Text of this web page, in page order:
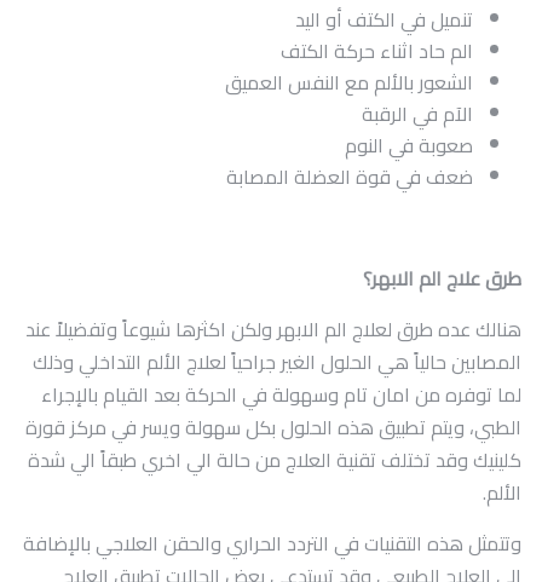
تنميل في الكتف أو اليد
الم حاد اثناء حركة الكتف
الشعور بالألم مع النفس العميق
الآم في الرقبة
صعوبة في النوم
ضعف في قوة العضلة المصابة
طرق علاج الم الابهر؟
هنالك عده طرق لعلاج الم الابهر ولكن اكثرها شيوعاً وتفضيلاً عند
المصابين حالياً هي الحلول الغير جراحياً لعلاج الألم التداخلي وذلك
لما توفره من امان تام وسهولة في الحركة بعد القيام بالإجراء
الطبي، ويتم تطبيق هذه الحلول بكل سهولة ويسر في مركز قورة
كلينيك وقد تختلف تقنية العلاج من حالة الي اخري طبقاً الي شدة
الألم.
وتتمثل هذه التقنيات في التردد الحراري والحقن العلاجي بالإضافة